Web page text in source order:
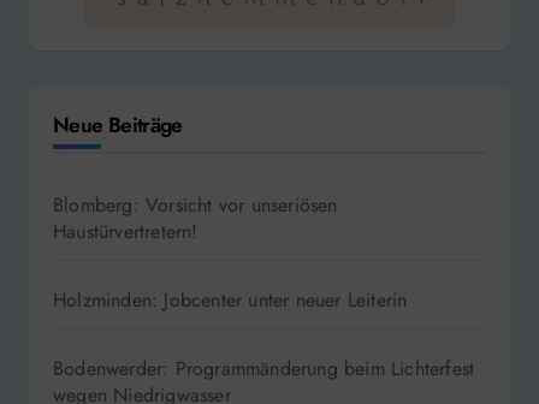
Neue Beiträge
Blomberg: Vorsicht vor unseriösen
Haustürvertretern!
Holzminden: Jobcenter unter neuer Leiterin
Bodenwerder: Programmänderung beim Lichterfest
wegen Niedrigwasser